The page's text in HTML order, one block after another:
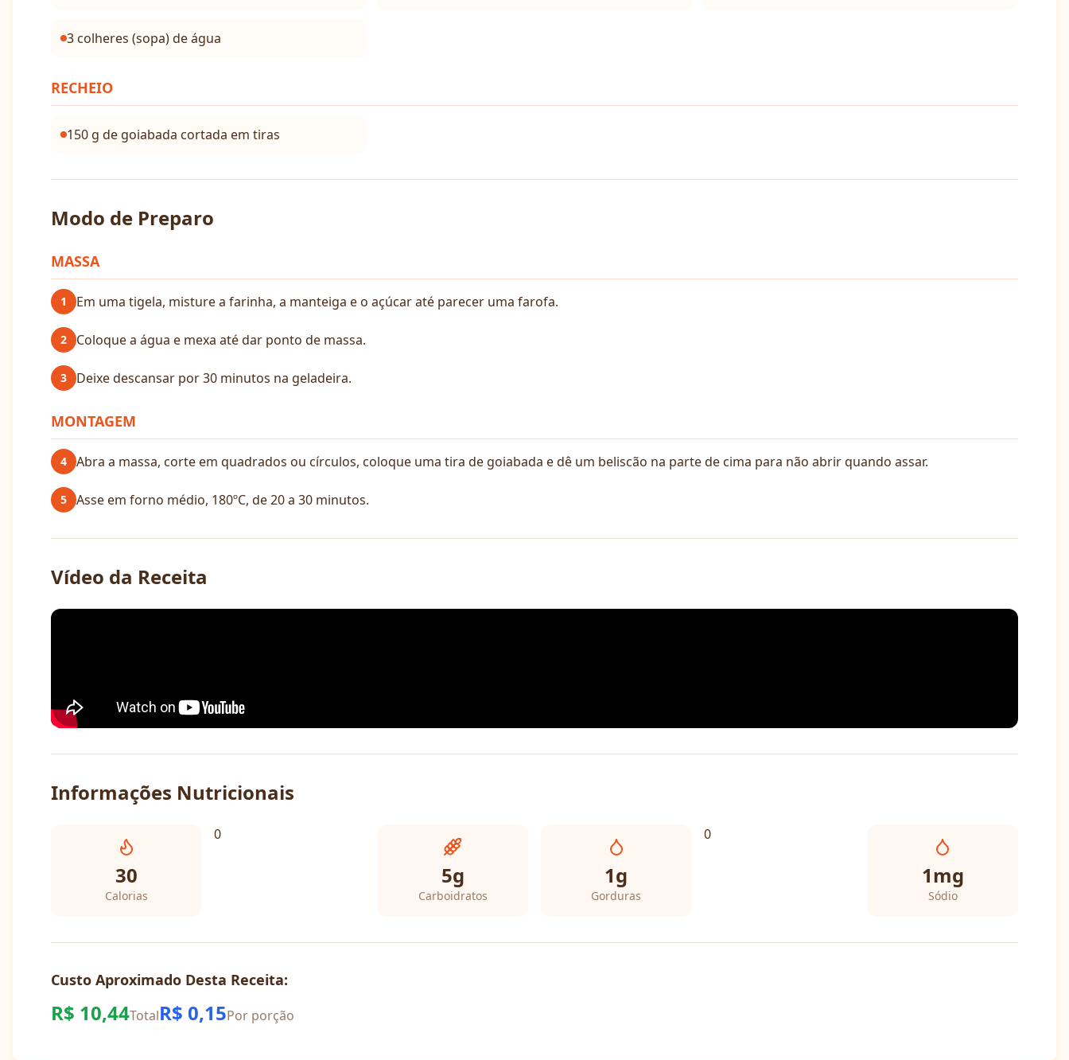
3 colheres (sopa) de água
RECHEIO
150 g de goiabada cortada em tiras
Modo de Preparo
MASSA
1 Em uma tigela, misture a farinha, a manteiga e o açúcar até parecer uma farofa.
2 Coloque a água e mexa até dar ponto de massa.
3 Deixe descansar por 30 minutos na geladeira.
MONTAGEM
4 Abra a massa, corte em quadrados ou círculos, coloque uma tira de goiabada e dê um beliscão na parte de cima para não abrir quando assar.
5 Asse em forno médio, 180ºC, de 20 a 30 minutos.
Vídeo da Receita
Informações Nutricionais
30
Calorias
0
5g
Carboidratos
1g
Gorduras
0
1mg
Sódio
Custo Aproximado Desta Receita:
R$ 10,44TotalR$ 0,15Por porção